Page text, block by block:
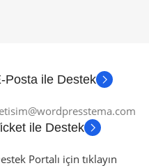
Posta ile Destek
ile Destek
Portalı için tıklayın